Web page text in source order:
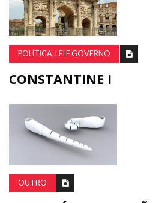
POLÍTICA, LEI E GOVERNO
CONSTANTINE I
OUTRO